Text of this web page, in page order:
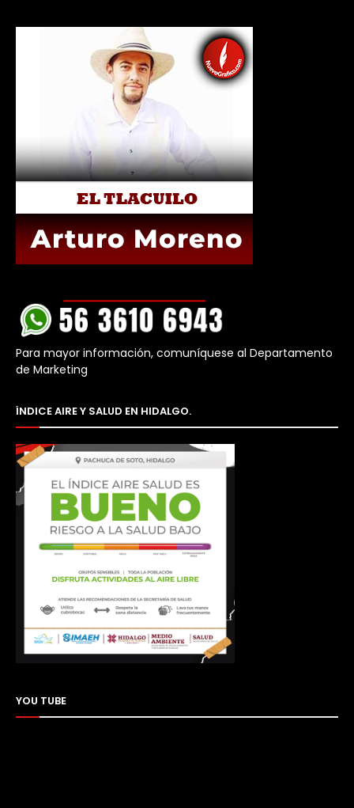
Para mayor información, comuníquese al Departamento
de Marketing
ÍNDICE AIRE Y SALUD EN HIDALGO.
YOU TUBE